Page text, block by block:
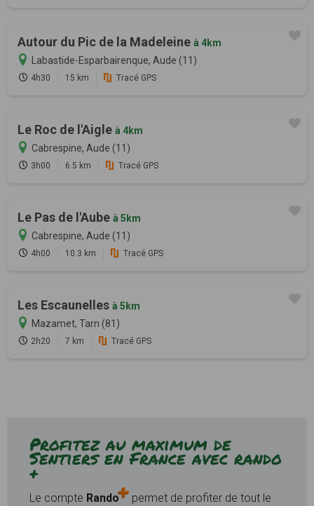
Autour du Pic de la Madeleine à 4km
Labastide-Esparbairenque, Aude (11)
4h30 15 km Tracé GPS
Le Roc de l'Aigle à 4km
Cabrespine, Aude (11)
3h00 6.5 km Tracé GPS
Le Pas de l'Aube à 5km
Cabrespine, Aude (11)
4h00 10.3 km Tracé GPS
Les Escaunelles à 5km
Mazamet, Tarn (81)
2h20 7 km Tracé GPS
Profitez au maximum de
Sentiers en France avec rando
+
Le compte Rando
permet de profiter de tout le